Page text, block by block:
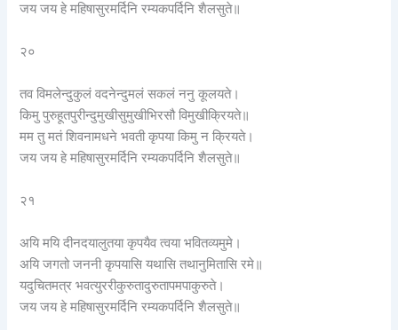
जय जय हे महिषासुरमर्दिनि रम्यकपर्दिनि शैलसुते॥
२०
तव विमलेन्दुकुलं वदनेन्दुमलं सकलं ननु कूलयते।
किमु पुरुहूतपुरीन्दुमुखीसुमुखीभिरसौ विमुखीक्रियते॥
मम तु मतं शिवनामधने भवती कृपया किमु न क्रियते।
जय जय हे महिषासुरमर्दिनि रम्यकपर्दिनि शैलसुते॥
२१
अयि मयि दीनदयालुतया कृपयैव त्वया भवितव्यमुमे।
अयि जगतो जननी कृपयासि यथासि तथानुमितासि रमे॥
यदुचितमत्र भवत्युररीकुरुतादुरुतापमपाकुरुते।
जय जय हे महिषासुरमर्दिनि रम्यकपर्दिनि शैलसुते॥